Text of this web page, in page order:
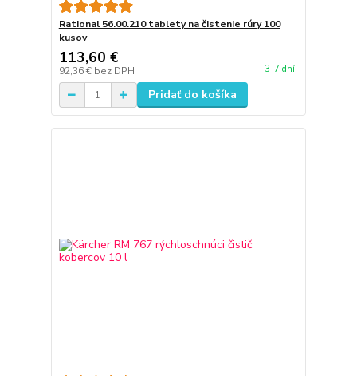
Rational 56.00.210 tablety na čistenie rúry 100
kusov
113,60 €
92,36 € bez DPH 3-7 dní
Pridať do košíka